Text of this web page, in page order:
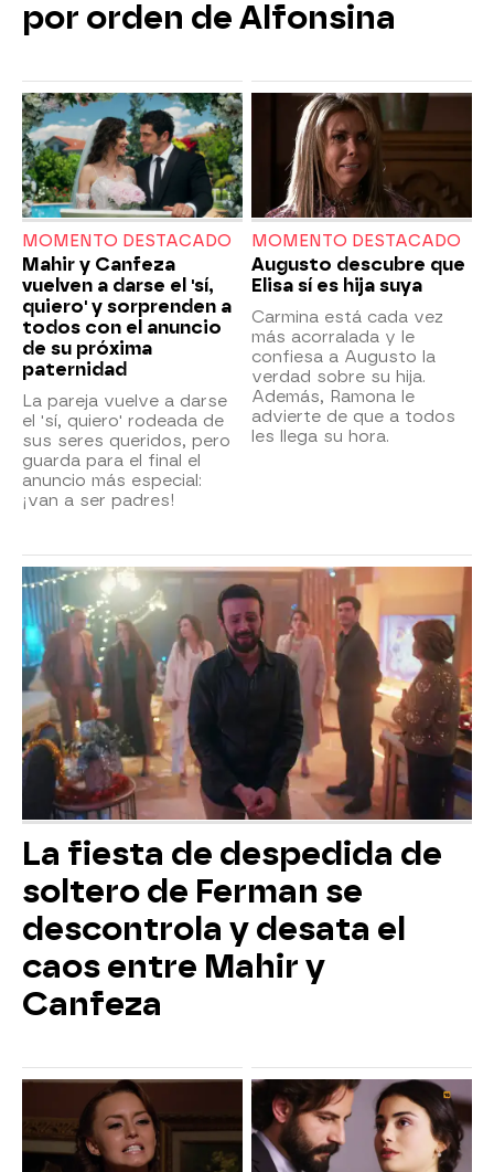
por orden de Alfonsina
MOMENTO DESTACADO
Mahir y Canfeza
vuelven a darse el 'sí,
quiero' y sorprenden a
todos con el anuncio
de su próxima
paternidad
La pareja vuelve a darse
el 'sí, quiero' rodeada de
sus seres queridos, pero
guarda para el final el
anuncio más especial:
¡van a ser padres!
MOMENTO DESTACADO
Augusto descubre que
Elisa sí es hija suya
Carmina está cada vez
más acorralada y le
confiesa a Augusto la
verdad sobre su hija.
Además, Ramona le
advierte de que a todos
les llega su hora.
La fiesta de despedida de
soltero de Ferman se
descontrola y desata el
caos entre Mahir y
Canfeza